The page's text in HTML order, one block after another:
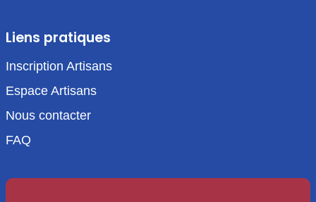
Liens pratiques
Inscription Artisans
Espace Artisans
Nous contacter
FAQ